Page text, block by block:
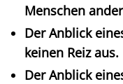
Menschen
Der Anblick
keinen Reiz aus.
Der Anblick